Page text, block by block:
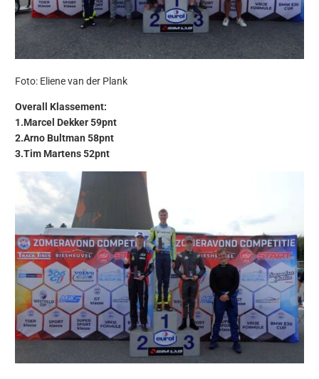
Foto: Eliene van der Plank
Overall Klassement:
1.Marcel Dekker 59pnt
2.Arno Bultman 58pnt
3.Tim Martens 52pnt